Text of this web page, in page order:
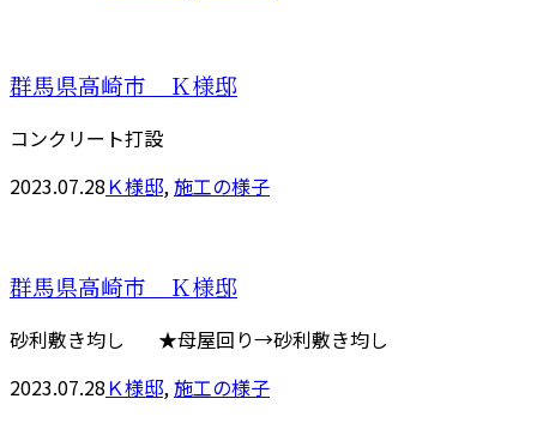
群馬県高崎市 Ｋ様邸
コンクリート打設
2023.07.28Ｋ様邸, 施工の様子
群馬県高崎市 Ｋ様邸
砂利敷き均し ★母屋回り→砂利敷き均し
2023.07.28Ｋ様邸,施工の様子